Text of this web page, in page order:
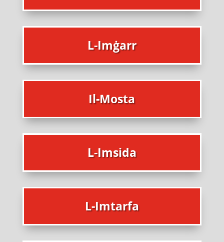
L-Imġarr
Il-Mosta
L-Imsida
L-Imtarfa